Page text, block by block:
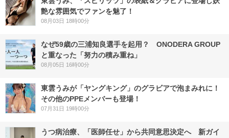
艶な雰囲気でファンを魅了！
08月03日 18時00分
なぜ59歳の三浦知良選手を起用？ ONODERA GROUP
と重なった「努力の積み重ね」
08月05日 16時00分
東雲うみが「ヤングキング」のグラビアで泡まみれに！
その他のPPEメンバーも登場！
07月31日 19時00分
うつ病治療、「医師任せ」から共同意思決定へ 新ガイ